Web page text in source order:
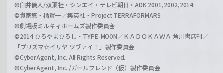
©臼井儀人/双葉社・シンエイ・テレビ朝日・ADK 2001,2002,2014
©貴家悠・橘賢一／集英社・Project TERRAFORMARS
©劇場版ミルキィホームズ製作委員会
©2014 ひろやまひろし・TYPE-MOON／ＫＡＤＯＫＡＷＡ 角川書店刊／
「プリズマ☆イリヤ ツヴァイ！」製作委員会
©CyberAgent, Inc. All Rights Reserved.
©CyberAgent, Inc. /ガールフレンド（仮）製作委員会